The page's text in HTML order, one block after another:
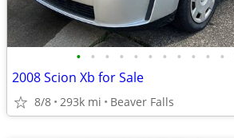
• • • • • • • • • • •
2008 Scion Xb for Sale
8/8 293k mi Beaver Falls